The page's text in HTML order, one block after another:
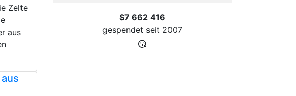
Zelte
aus
$7 662 416
gespendet seit 2007